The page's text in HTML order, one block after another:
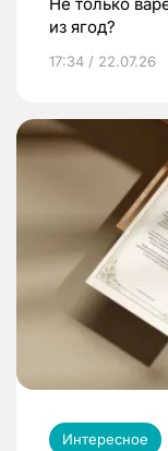
из ягод?
17:34 / 22.07.26
Интересное